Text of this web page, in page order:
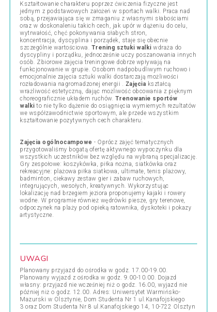
Kształtowanie charakteru poprzez ćwiczenia fizyczne jest
jednym z podstawowych założeń w sportach walki. Praca nad
sobą, przejawiająca się w zmaganiu z własnymi słabościami
oraz w doskonaleniu takich cech, jak upór w dążeniu do celu,
wytrwałość, chęć pokonywania słabych stron,
koncentracja, dyscyplina i porządek, staje się obecnie
szczególnie wartościowa. Trening sztuki walki wdraża do
dyscypliny i porządku, jednocześnie uczy poszanowania innych
osób. Zbiorowe zajęcia treningowe dobrze wpływają na
funkcjonowanie w grupie. Osobom nadpobudliwym ruchowo i
emocjonalnie zajęcia sztuki walki dostarczają możliwości
rozładowania nagromadzonej energii . Zajęcia kształcą
wrażliwość estetyczną, dając możliwość obcowania z pięknym
choreograficznie układem ruchów. Trenowanie sportów
walki to nie tylko dążenie do osiągnięcia wymiernych rezultatów
we współzawodnictwie sportowym, ale przede wszystkim
kształtowanie pozytywnych cech charakteru.
Zajęcia ogólnocampowe - Oprócz zajęć tematycznych
przygotowaliśmy bogatą ofertę aktywnego wypoczynku dla
wszystkich uczestników bez względu na wybraną specjalizację.
Gry zespołowe: koszykówka, piłka nożna, siatkówka oraz
rekreacyjne: plażowa piłka siatkowa, ultimate, tenis plażowy,
badminton, ciekawy zestaw gier i zabaw ruchowych,
integrujących, wesołych, kreatywnych. Wykorzystując
lokalizację nad brzegiem jeziora proponujemy kajaki i rowery
wodne. W programie również wędrówki piesze, gry terenowe,
odpoczynek na plaży pod opieką ratownika, dyskoteki i pokazy
artystyczne.
UWAGI
Planowany przyjazd do ośrodka w godz. 17.00-19.00.
Planowany wyjazd z ośrodka w godz. 9.00-10.00. Dojazd
własny: przyjazd nie wcześniej niż o godz. 16.00, wyjazd nie
później niż o godz. 12.00. Adres: Uniwersytet Warmińsko-
Mazurski w Olsztynie, Dom Studenta Nr 1 ul.Kanafojskiego
3 oraz Dom Studenta Nr 8 ul.Kanafojskiego 14, 10-722 Olsztyn